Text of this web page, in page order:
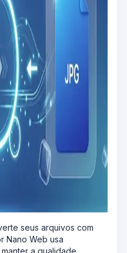
seus arquivos com
Nano Web usa